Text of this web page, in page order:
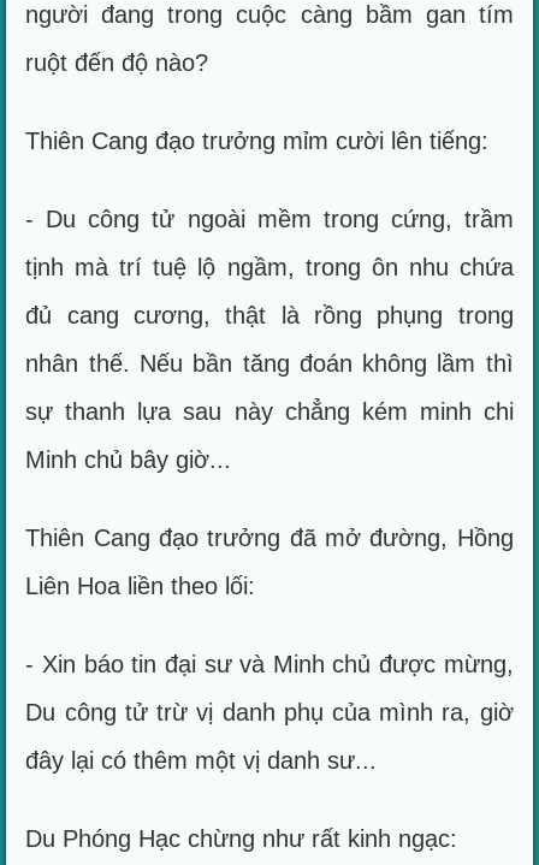
người đang trong cuộc càng bầm gan tím
ruột đến độ nào?
Thiên Cang đạo trưởng mỉm cười lên tiếng:
- Du công tử ngoài mềm trong cứng, trầm
tịnh mà trí tuệ lộ ngầm, trong ôn nhu chứa
đủ cang cương, thật là rồng phụng trong
nhân thế. Nếu bần tăng đoán không lầm thì
sự thanh lựa sau này chẳng kém minh chi
Minh chủ bây giờ...
Thiên Cang đạo trưởng đã mở đường, Hồng
Liên Hoa liền theo lối:
- Xin báo tin đại sư và Minh chủ được mừng,
Du công tử trừ vị danh phụ của mình ra, giờ
đây lại có thêm một vị danh sư...
Du Phóng Hạc chừng như rất kinh ngạc: